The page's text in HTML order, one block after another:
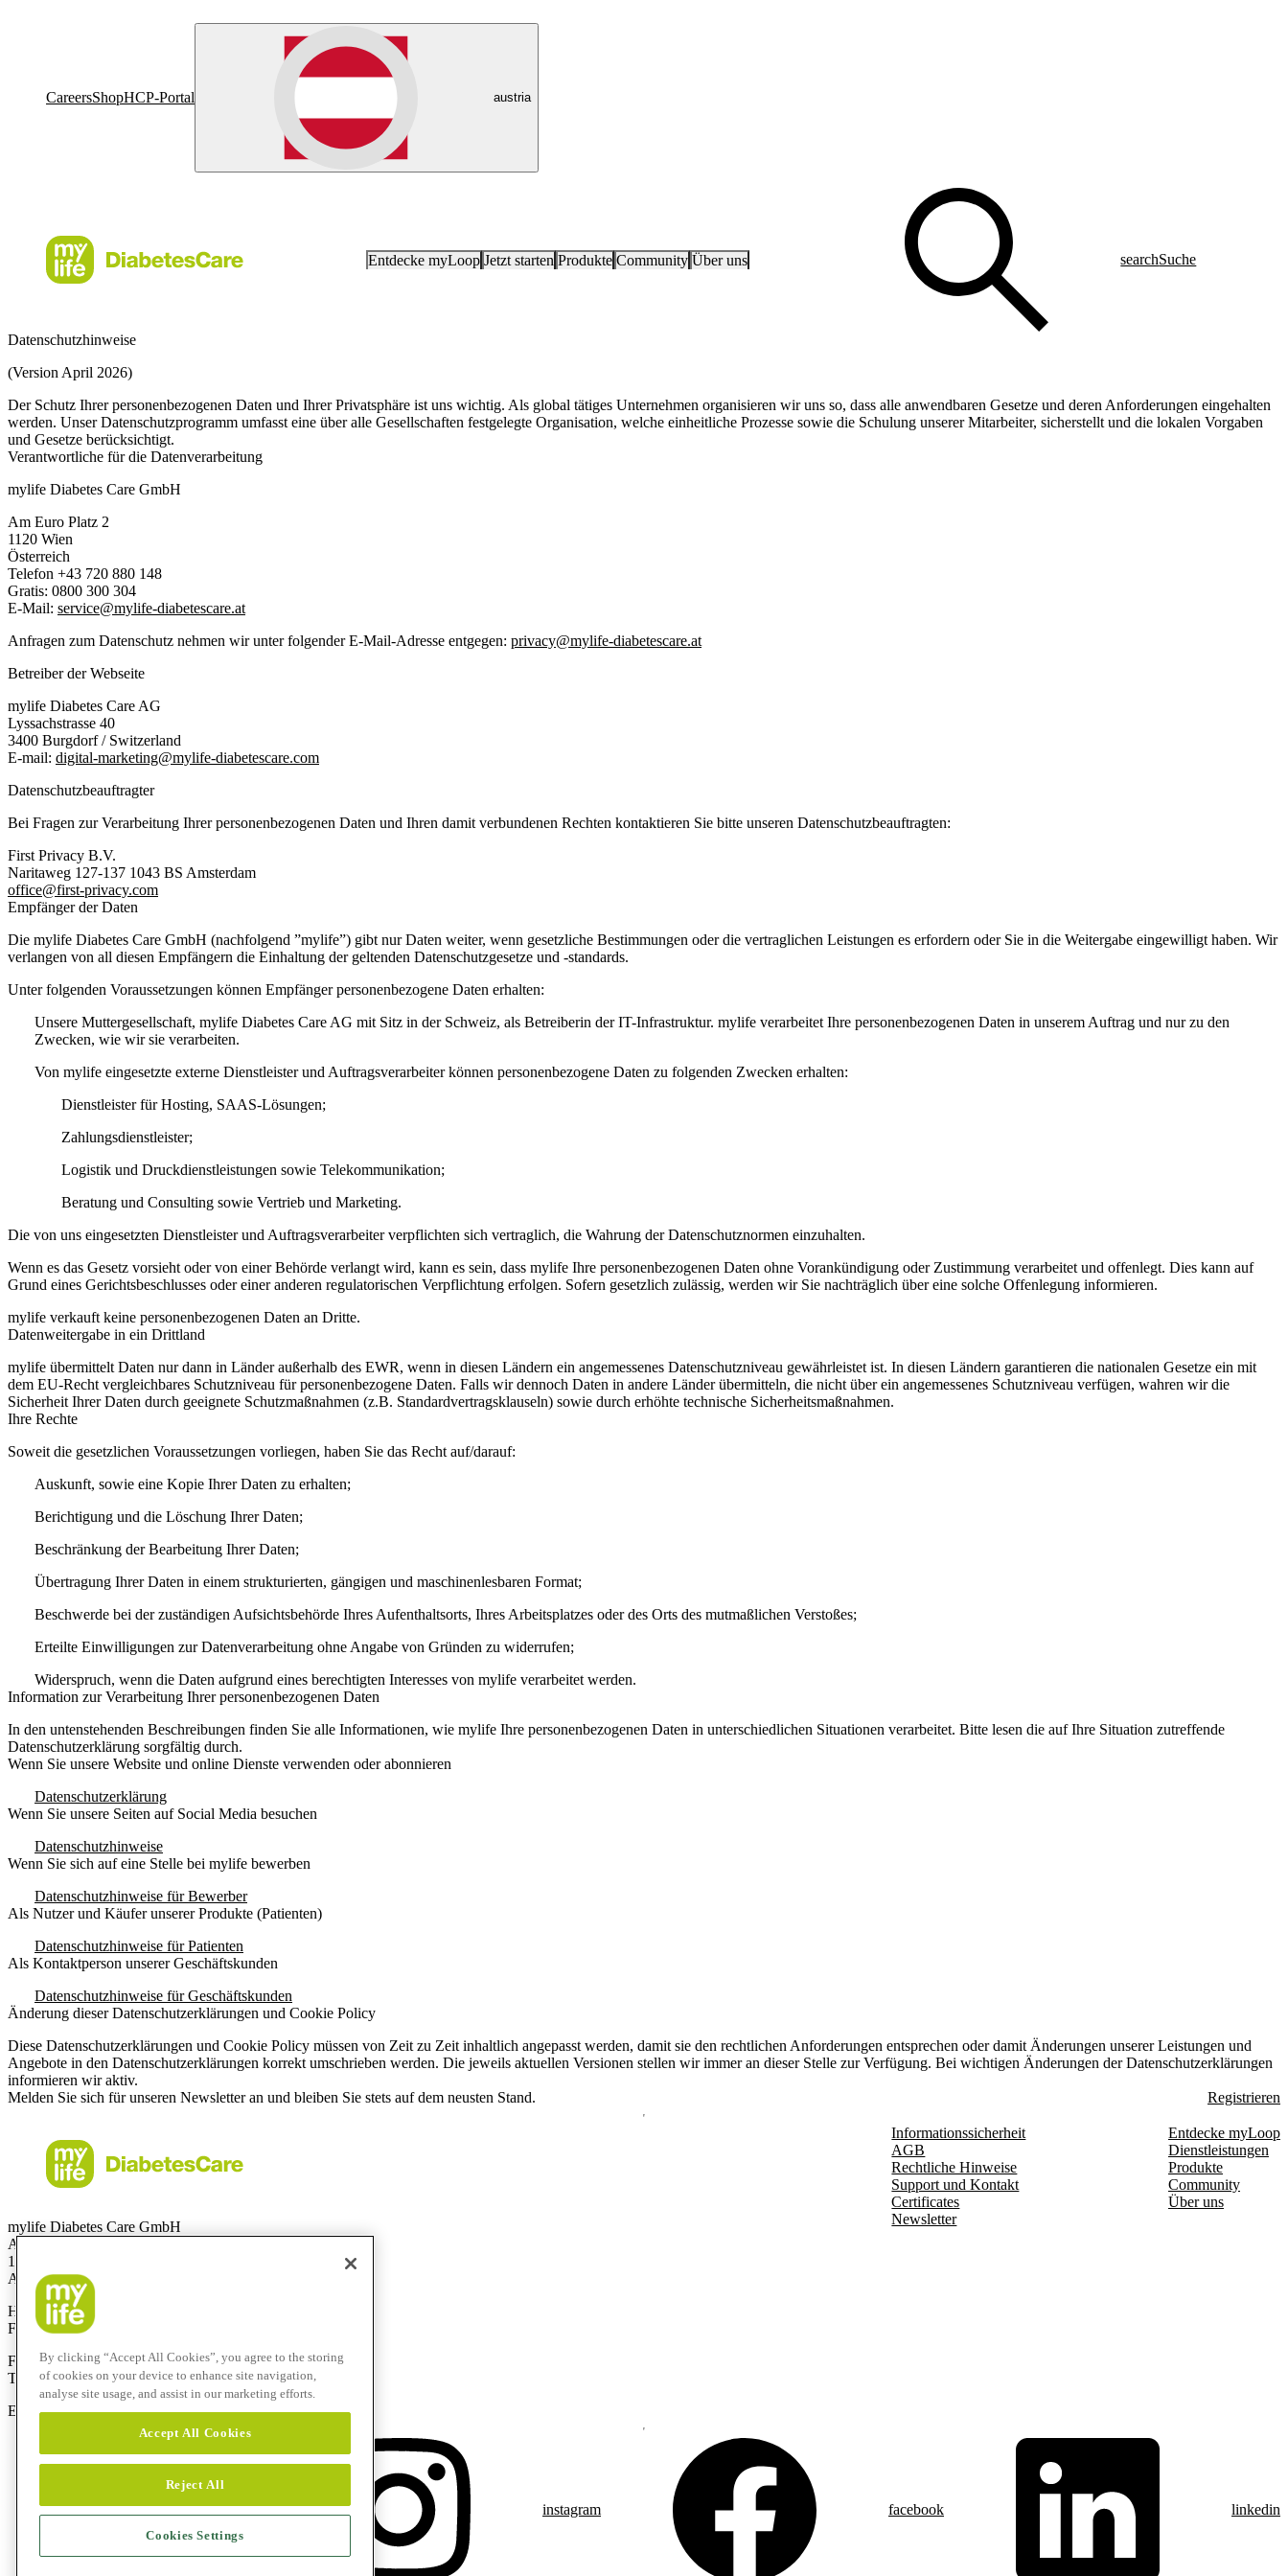
CareersShopHCP-Portal austria
Entdecke myLoop Jetzt starten Produkte Community Über uns searchSuche
Datenschutzhinweise
(Version April 2026)
Der Schutz Ihrer personenbezogenen Daten und Ihrer Privatsphäre ist uns wichtig. Als global tätiges Unternehmen organisieren wir uns so, dass alle anwendbaren Gesetze und deren Anforderungen eingehalten
werden. Unser Datenschutzprogramm umfasst eine über alle Gesellschaften festgelegte Organisation, welche einheitliche Prozesse sowie die Schulung unserer Mitarbeiter, sicherstellt und die lokalen Vorgaben
und Gesetze berücksichtigt.
Verantwortliche für die Datenverarbeitung
mylife Diabetes Care GmbH
Am Euro Platz 2
1120 Wien
Österreich
Telefon +43 720 880 148
Gratis: 0800 300 304
E-Mail: service@mylife-diabetescare.at
Anfragen zum Datenschutz nehmen wir unter folgender E-Mail-Adresse entgegen: privacy@mylife-diabetescare.at
Betreiber der Webseite
mylife Diabetes Care AG
Lyssachstrasse 40
3400 Burgdorf / Switzerland
E-mail: digital-marketing@mylife-diabetescare.com
Datenschutzbeauftragter
Bei Fragen zur Verarbeitung Ihrer personenbezogenen Daten und Ihren damit verbundenen Rechten kontaktieren Sie bitte unseren Datenschutzbeauftragten:
First Privacy B.V.
Naritaweg 127-137 1043 BS Amsterdam
office@first-privacy.com
Empfänger der Daten
Die mylife Diabetes Care GmbH (nachfolgend ”mylife”) gibt nur Daten weiter, wenn gesetzliche Bestimmungen oder die vertraglichen Leistungen es erfordern oder Sie in die Weitergabe eingewilligt haben. Wir
verlangen von all diesen Empfängern die Einhaltung der geltenden Datenschutzgesetze und -standards.
Unter folgenden Voraussetzungen können Empfänger personenbezogene Daten erhalten:
Unsere Muttergesellschaft, mylife Diabetes Care AG mit Sitz in der Schweiz, als Betreiberin der IT-Infrastruktur. mylife verarbeitet Ihre personenbezogenen Daten in unserem Auftrag und nur zu den
Zwecken, wie wir sie verarbeiten.
Von mylife eingesetzte externe Dienstleister und Auftragsverarbeiter können personenbezogene Daten zu folgenden Zwecken erhalten:
Dienstleister für Hosting, SAAS-Lösungen;
Zahlungsdienstleister;
Logistik und Druckdienstleistungen sowie Telekommunikation;
Beratung und Consulting sowie Vertrieb und Marketing.
Die von uns eingesetzten Dienstleister und Auftragsverarbeiter verpflichten sich vertraglich, die Wahrung der Datenschutznormen einzuhalten.
Wenn es das Gesetz vorsieht oder von einer Behörde verlangt wird, kann es sein, dass mylife Ihre personenbezogenen Daten ohne Vorankündigung oder Zustimmung verarbeitet und offenlegt. Dies kann auf
Grund eines Gerichtsbeschlusses oder einer anderen regulatorischen Verpflichtung erfolgen. Sofern gesetzlich zulässig, werden wir Sie nachträglich über eine solche Offenlegung informieren.
mylife verkauft keine personenbezogenen Daten an Dritte.
Datenweitergabe in ein Drittland
mylife übermittelt Daten nur dann in Länder außerhalb des EWR, wenn in diesen Ländern ein angemessenes Datenschutzniveau gewährleistet ist. In diesen Ländern garantieren die nationalen Gesetze ein mit
dem EU-Recht vergleichbares Schutzniveau für personenbezogene Daten. Falls wir dennoch Daten in andere Länder übermitteln, die nicht über ein angemessenes Schutzniveau verfügen, wahren wir die
Sicherheit Ihrer Daten durch geeignete Schutzmaßnahmen (z.B. Standardvertragsklauseln) sowie durch erhöhte technische Sicherheitsmaßnahmen.
Ihre Rechte
Soweit die gesetzlichen Voraussetzungen vorliegen, haben Sie das Recht auf/darauf:
Auskunft, sowie eine Kopie Ihrer Daten zu erhalten;
Berichtigung und die Löschung Ihrer Daten;
Beschränkung der Bearbeitung Ihrer Daten;
Übertragung Ihrer Daten in einem strukturierten, gängigen und maschinenlesbaren Format;
Beschwerde bei der zuständigen Aufsichtsbehörde Ihres Aufenthaltsorts, Ihres Arbeitsplatzes oder des Orts des mutmaßlichen Verstoßes;
Erteilte Einwilligungen zur Datenverarbeitung ohne Angabe von Gründen zu widerrufen;
Widerspruch, wenn die Daten aufgrund eines berechtigten Interesses von mylife verarbeitet werden.
Information zur Verarbeitung Ihrer personenbezogenen Daten
In den untenstehenden Beschreibungen finden Sie alle Informationen, wie mylife Ihre personenbezogenen Daten in unterschiedlichen Situationen verarbeitet. Bitte lesen die auf Ihre Situation zutreffende
Datenschutzerklärung sorgfältig durch.
Wenn Sie unsere Website und online Dienste verwenden oder abonnieren
Datenschutzerklärung
Wenn Sie unsere Seiten auf Social Media besuchen
Datenschutzhinweise
Wenn Sie sich auf eine Stelle bei mylife bewerben
Datenschutzhinweise für Bewerber
Als Nutzer und Käufer unserer Produkte (Patienten)
Datenschutzhinweise für Patienten
Als Kontaktperson unserer Geschäftskunden
Datenschutzhinweise für Geschäftskunden
Änderung dieser Datenschutzerklärungen und Cookie Policy
Diese Datenschutzerklärungen und Cookie Policy müssen von Zeit zu Zeit inhaltlich angepasst werden, damit sie den rechtlichen Anforderungen entsprechen oder damit Änderungen unserer Leistungen und
Angebote in den Datenschutzerklärungen korrekt umschrieben werden. Die jeweils aktuellen Versionen stellen wir immer an dieser Stelle zur Verfügung. Bei wichtigen Änderungen der Datenschutzerklärungen
informieren wir aktiv.
Melden Sie sich für unseren Newsletter an und bleiben Sie stets auf dem neusten Stand.
Registrieren
mylife Diabetes Care GmbH
Am Euro Platz 2
1120 Wien
Austria
Hotline:0800 300 304
Fax:+43 720 880 148
Für Anrufe aus dem Ausland:
Technik-Hotline:+43 720 882 805
E-Mail:service@mylife-diabetescare.at
Informationssicherheit
AGB
Rechtliche Hinweise
Support und Kontakt
Certificates
Newsletter
Entdecke myLoop
Dienstleistungen
Produkte
Community
Über uns
instagram facebook linkedin
By clicking “Accept All Cookies”, you agree to the storing
of cookies on your device to enhance site navigation,
analyse site usage, and assist in our marketing efforts.
Accept All Cookies
Reject All
Cookies Settings